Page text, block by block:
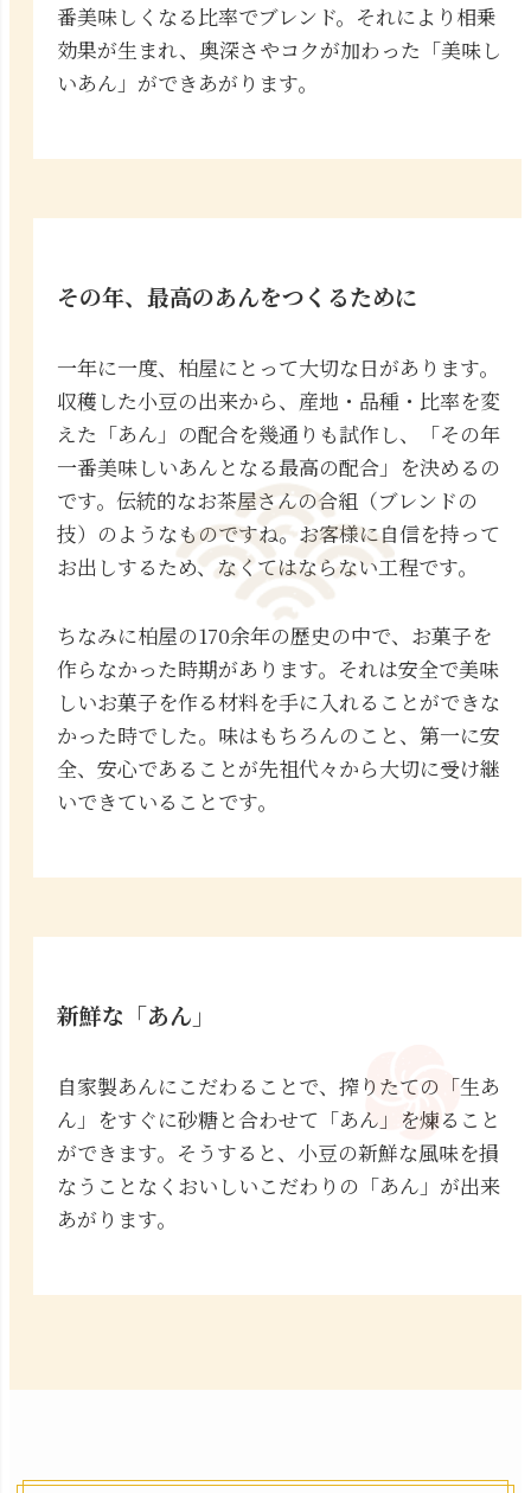
番美味しくなる比率でブレンド。それにより相乗
効果が生まれ、奥深さやコクが加わった「美味し
いあん」ができあがります。
その年、最高のあんをつくるために
一年に一度、柏屋にとって大切な日があります。
収穫した小豆の出来から、産地・品種・比率を変
えた「あん」の配合を幾通りも試作し、「その年
一番美味しいあんとなる最高の配合」を決めるの
です。伝統的なお茶屋さんの合組（ブレンドの
技）のようなものですね。お客様に自信を持って
お出しするため、なくてはならない工程です。
ちなみに柏屋の170余年の歴史の中で、お菓子を
作らなかった時期があります。それは安全で美味
しいお菓子を作る材料を手に入れることができな
かった時でした。味はもちろんのこと、第一に安
全、安心であることが先祖代々から大切に受け継
いできていることです。
新鮮な「あん」
自家製あんにこだわることで、搾りたての「生あ
ん」をすぐに砂糖と合わせて「あん」を煉ること
ができます。そうすると、小豆の新鮮な風味を損
なうことなくおいしいこだわりの「あん」が出来
あがります。